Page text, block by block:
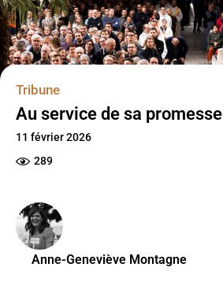
Tribune
Au service de sa promesse
11 février 2026
289
Anne-Geneviève Montagne